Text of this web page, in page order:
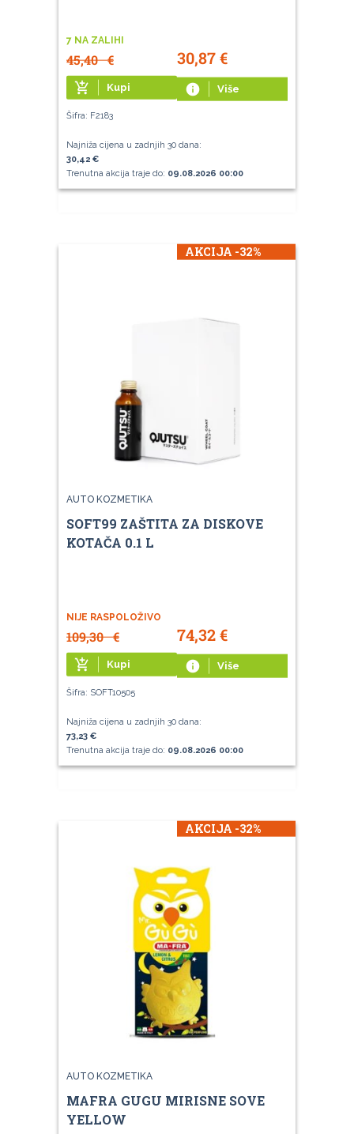
7 NA ZALIHI
45,40€ 30,87€
add_shopping_cart Kupi info Više
Šifra: F2183
Najniža cijena u zadnjih 30 dana:
30,42 €
Trenutna akcija traje do: 09.08.2026 00:00
AKCIJA -32%
AUTO KOZMETIKA
SOFT99 ZAŠTITA ZA DISKOVE
KOTAČA 0.1 L
NIJE RASPOLOŽIVO
109,30€ 74,32€
add_shopping_cart Kupi info Više
Šifra: SOFT10505
Najniža cijena u zadnjih 30 dana:
73,23 €
Trenutna akcija traje do: 09.08.2026 00:00
AKCIJA -32%
AUTO KOZMETIKA
MAFRA GUGU MIRISNE SOVE
YELLOW